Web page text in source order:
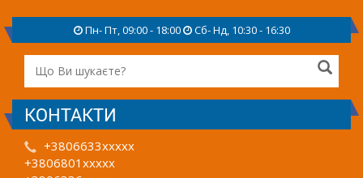
Пн- Пт, 09:00 - 18:00 Сб- Нд, 10:30 - 16:30
КОНТАКТИ
+3806633xxxxx
+3806801xxxxx